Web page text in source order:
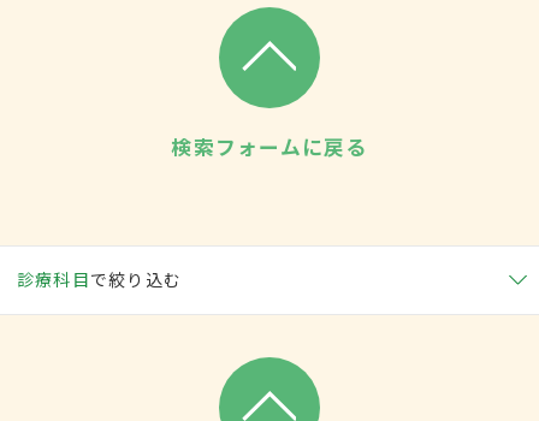
検索フォームに戻る
診療科目で絞り込む